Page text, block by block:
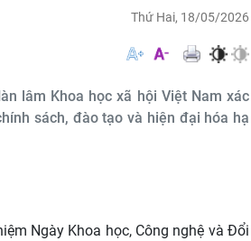
Thứ Hai, 18/05/2026
lâm Khoa học xã hội Việt Nam xác
sách, đào tạo và hiện đại hóa hạ
Ngày Khoa học, Công nghệ và Đổi